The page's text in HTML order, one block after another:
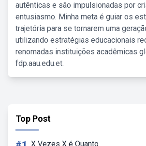
autênticas e são impulsionadas por
entusiasmo. Minha meta é guiar os
trajetória para se tornarem uma
utilizando estratégias educacionais
renomadas instituições acadêmicas
fdp.aau.edu.et.
Top Post
X Vezes X é Quanto